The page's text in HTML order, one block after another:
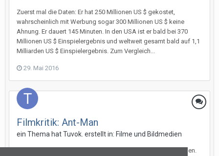
Zuerst mal die Daten: Er hat 250 Millionen US $ gekostet,
wahrscheinlich mit Werbung sogar 300 Millionen US $ keine
Ahnung. Er dauert 145 Minuten. In den USA ist er bald bei 370
Millionen US $ Einspielergebnis und weltweit gesamt bald auf 1,1
Milliarden US $ Einspielergebnis. Zum Vergleich...
29. Mai 2016
Filmkritik: Ant-Man
ein Thema hatTuvok. erstellt in: Filme und Bildmedien
Ich habe schon lange keinen Film mit Michael Douglas gesehen.